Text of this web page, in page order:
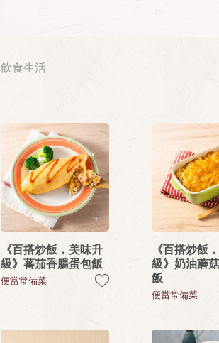
飲食生活
《百搭炒飯．美味升
級》蕃茄香腸蛋包飯
便當常備菜
《百搭炒飯
級》奶油蘑
飯
便當常備菜